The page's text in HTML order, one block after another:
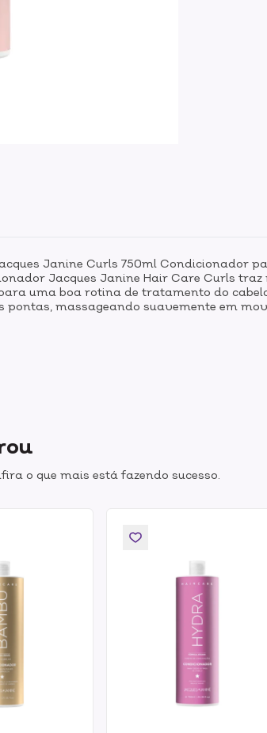
Janine Curls 750ml Condicionador
Jacques Janine Hair Care Curls
uma boa rotina de tratamento do
massageando suavemente em
o que mais está fazendo sucesso.